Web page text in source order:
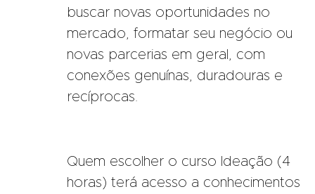
buscar novas oportunidades no
mercado, formatar seu negócio ou
novas parcerias em geral, com
conexões genuínas, duradouras e
recíprocas.
Quem escolher o curso Ideação (4
horas) terá acesso a conhecimentos